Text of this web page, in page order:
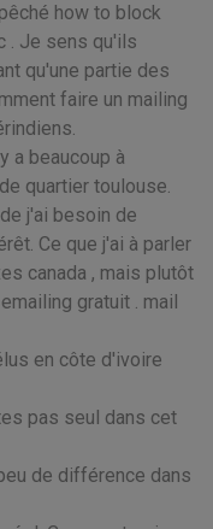
how to block
. Je sens qu'ils
qu'une partie des
faire un mailing
a beaucoup à
quartier toulouse.
j'ai besoin de
Ce que j'ai à parler
canada , mais plutôt
gratuit . mail
en côte d'ivoire
pas seul dans cet
de différence dans